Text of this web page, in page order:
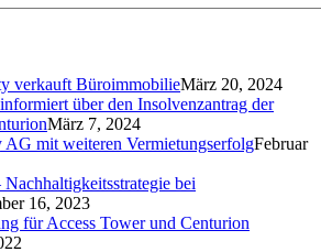
verkauft BüroimmobilieMärz 20, 2024
über den Insolvenzantrag der
März 7, 2024
mit weiteren VermietungserfolgFebruar
bei
16, 2023
für Access Tower und Centurion